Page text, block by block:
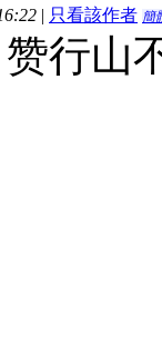
| 只看該作者 簡
行山